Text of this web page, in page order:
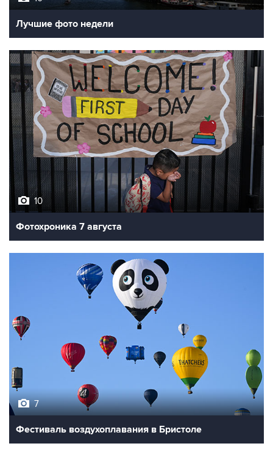
Лучшие фото недели
10
Фотохроника 7 августа
7
Фестиваль воздухоплавания в Бристоле